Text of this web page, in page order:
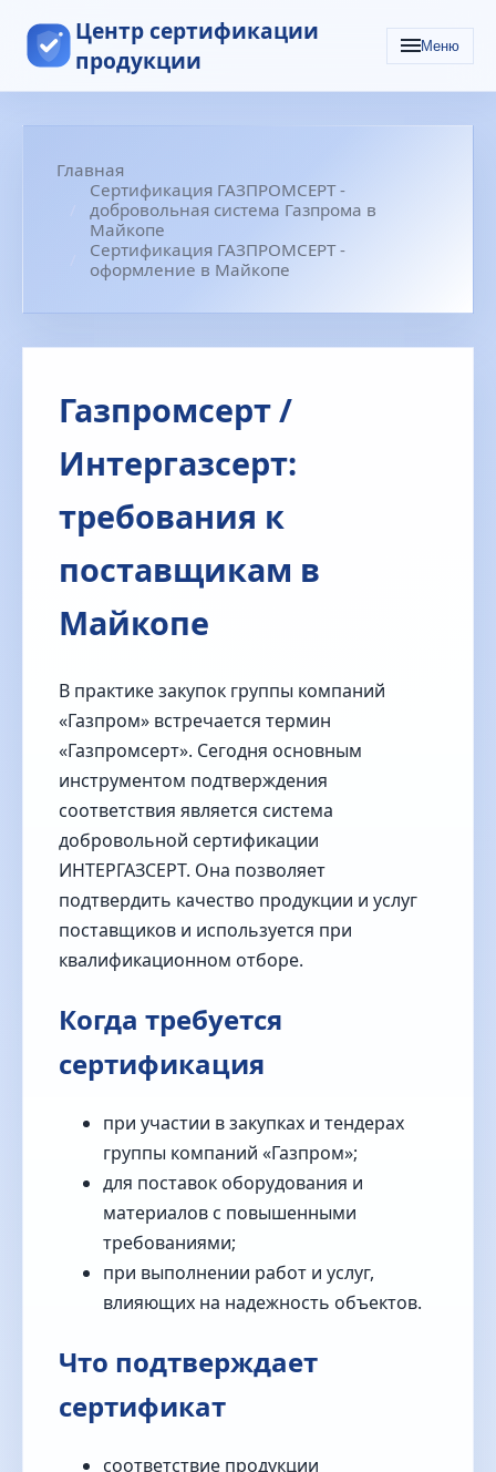
Центр сертификации
продукции
Меню
Главная
Сертификация ГАЗПРОМСЕРТ -
добровольная система Газпрома в
Майкопе
Сертификация ГАЗПРОМСЕРТ -
оформление в Майкопе
Газпромсерт /
Интергазсерт:
требования к
поставщикам в
Майкопе
В практике закупок группы компаний
«Газпром» встречается термин
«Газпромсерт». Сегодня основным
инструментом подтверждения
соответствия является система
добровольной сертификации
ИНТЕРГАЗСЕРТ. Она позволяет
подтвердить качество продукции и услуг
поставщиков и используется при
квалификационном отборе.
Когда требуется
сертификация
при участии в закупках и тендерах
группы компаний «Газпром»;
для поставок оборудования и
материалов с повышенными
требованиями;
при выполнении работ и услуг,
влияющих на надежность объектов.
Что подтверждает
сертификат
соответствие продукции